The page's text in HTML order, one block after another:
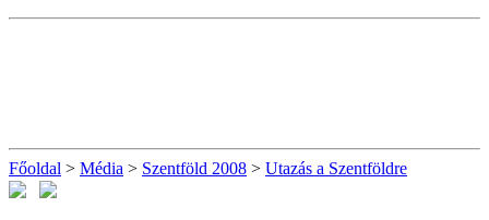
Főoldal > Média > Szentföld 2008 > Utazás a Szentföldre